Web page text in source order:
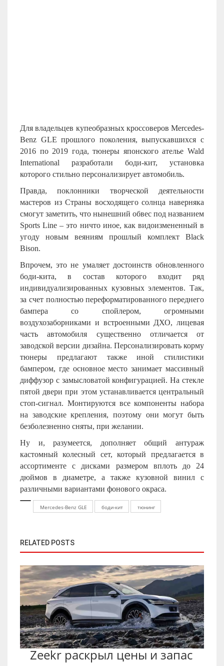
Для владельцев купеобразных кроссоверов Mercedes-
Benz GLE прошлого поколения, выпускавшихся с
2016 по 2019 года, тюнеры японского ателье Wald
International разработали боди-кит, установка
которого стильно персонализирует автомобиль.
Правда, поклонники творческой деятельности
мастеров из Страны восходящего солнца наверняка
смогут заметить, что нынешний обвес под названием
Sports Line – это ничто иное, как видоизмененный в
угоду новым веяниям прошлый комплект Black
Bison.
Впрочем, это не умаляет достоинств обновленного
боди-кита, в состав которого входит ряд
индивидуализированных кузовных элементов. Так,
за счет полностью переформатированного переднего
бампера со спойлером, огромными
воздухозаборниками и встроенными ДХО, лицевая
часть автомобиля существенно отличается от
заводской версии дизайна. Персонализировать корму
тюнеры предлагают также иной стилистики
бампером, где основное место занимает массивный
диффузор с замысловатой конфигурацией. На стекле
пятой двери при этом устанавливается центральный
стоп-сигнал. Монтируются все компоненты набора
на заводские крепления, поэтому они могут быть
безболезненно сняты, при желании.
Ну и, разумеется, дополняет общий антураж
кастомный колесный сет, который предлагается в
ассортименте с дисками размером вплоть до 24
дюймов в диаметре, а также кузовной винил с
различными вариантами фонового окраса.
Mercedes-Benz GLE боди-кит тюнинг
RELATED POSTS
Zeekr раскрыл цены и запас